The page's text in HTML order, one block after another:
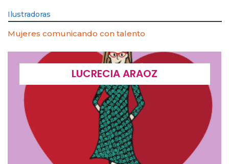
Ilustradoras
Mujeres comunicando con talento
LUCRECIA ARAOZ